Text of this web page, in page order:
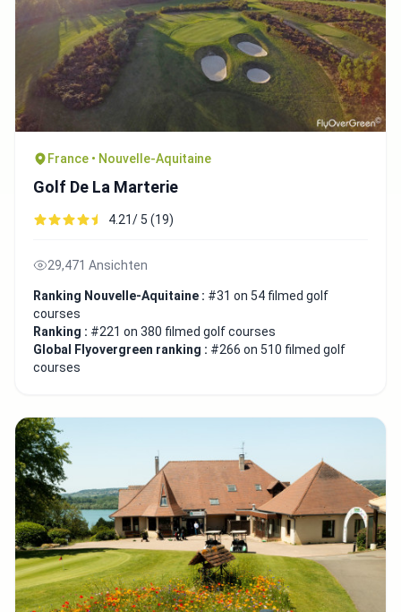
France • Nouvelle-Aquitaine
Golf De La Marterie
4.21/ 5 (19)
29,471 Ansichten
Ranking Nouvelle-Aquitaine : #31 on 54 filmed golf
courses
Ranking : #221 on 380 filmed golf courses
Global Flyovergreen ranking : #266 on 510 filmed golf
courses